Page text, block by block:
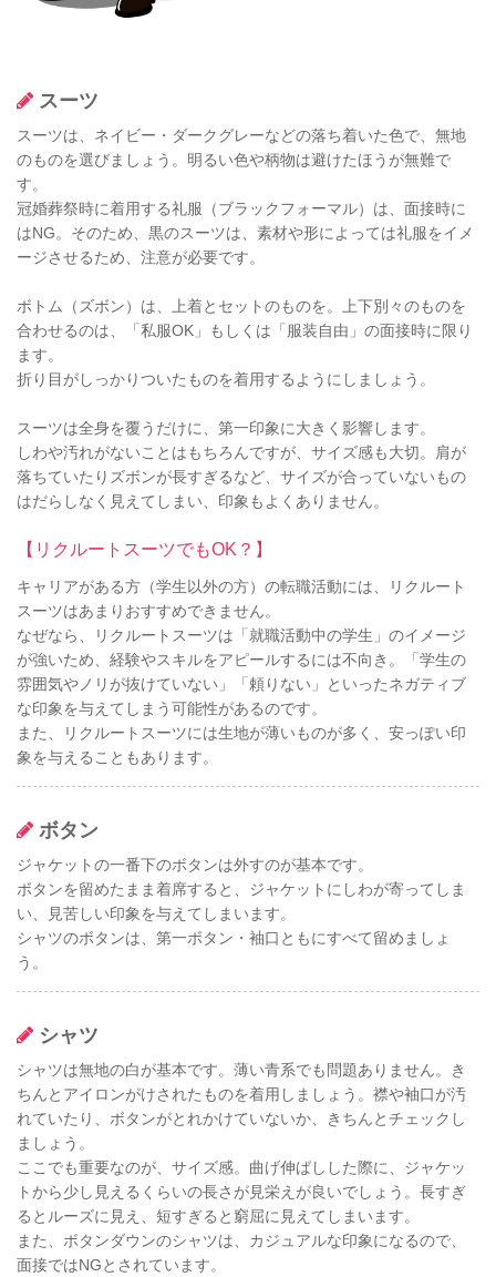
スーツ
スーツは、ネイビー・ダークグレーなどの落ち着いた色で、無地
のものを選びましょう。明るい色や柄物は避けたほうが無難で
す。
冠婚葬祭時に着用する礼服（ブラックフォーマル）は、面接時に
はNG。そのため、黒のスーツは、素材や形によっては礼服をイメ
ージさせるため、注意が必要です。
ボトム（ズボン）は、上着とセットのものを。上下別々のものを
合わせるのは、「私服OK」もしくは「服装自由」の面接時に限り
ます。
折り目がしっかりついたものを着用するようにしましょう。
スーツは全身を覆うだけに、第一印象に大きく影響します。
しわや汚れがないことはもちろんですが、サイズ感も大切。肩が
落ちていたりズボンが長すぎるなど、サイズが合っていないもの
はだらしなく見えてしまい、印象もよくありません。
【リクルートスーツでもOK？】
キャリアがある方（学生以外の方）の転職活動には、リクルート
スーツはあまりおすすめできません。
なぜなら、リクルートスーツは「就職活動中の学生」のイメージ
が強いため、経験やスキルをアピールするには不向き。「学生の
雰囲気やノリが抜けていない」「頼りない」といったネガティブ
な印象を与えてしまう可能性があるのです。
また、リクルートスーツには生地が薄いものが多く、安っぽい印
象を与えることもあります。
ボタン
ジャケットの一番下のボタンは外すのが基本です。
ボタンを留めたまま着席すると、ジャケットにしわが寄ってしま
い、見苦しい印象を与えてしまいます。
シャツのボタンは、第一ボタン・袖口ともにすべて留めましょ
う。
シャツ
シャツは無地の白が基本です。薄い青系でも問題ありません。き
ちんとアイロンがけされたものを着用しましょう。襟や袖口が汚
れていたり、ボタンがとれかけていないか、きちんとチェックし
ましょう。
ここでも重要なのが、サイズ感。曲げ伸ばしした際に、ジャケッ
トから少し見えるくらいの長さが見栄えが良いでしょう。長すぎ
るとルーズに見え、短すぎると窮屈に見えてしまいます。
また、ボタンダウンのシャツは、カジュアルな印象になるので、
面接ではNGとされています。